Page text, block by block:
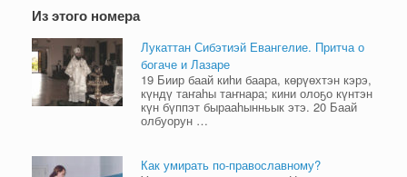
Из этого номера
Лукаттан Сибэтиэй Евангелие. Притча о
богаче и Лазаре
19 Биир баай киһи баара, көрүөхтэн кэрэ,
күндү таҥаһы таҥнара; кини олоҕо күнтэн
күн бүппэт бырааһынньык этэ. 20 Баай
олбуорун …
Как умирать по-православному?